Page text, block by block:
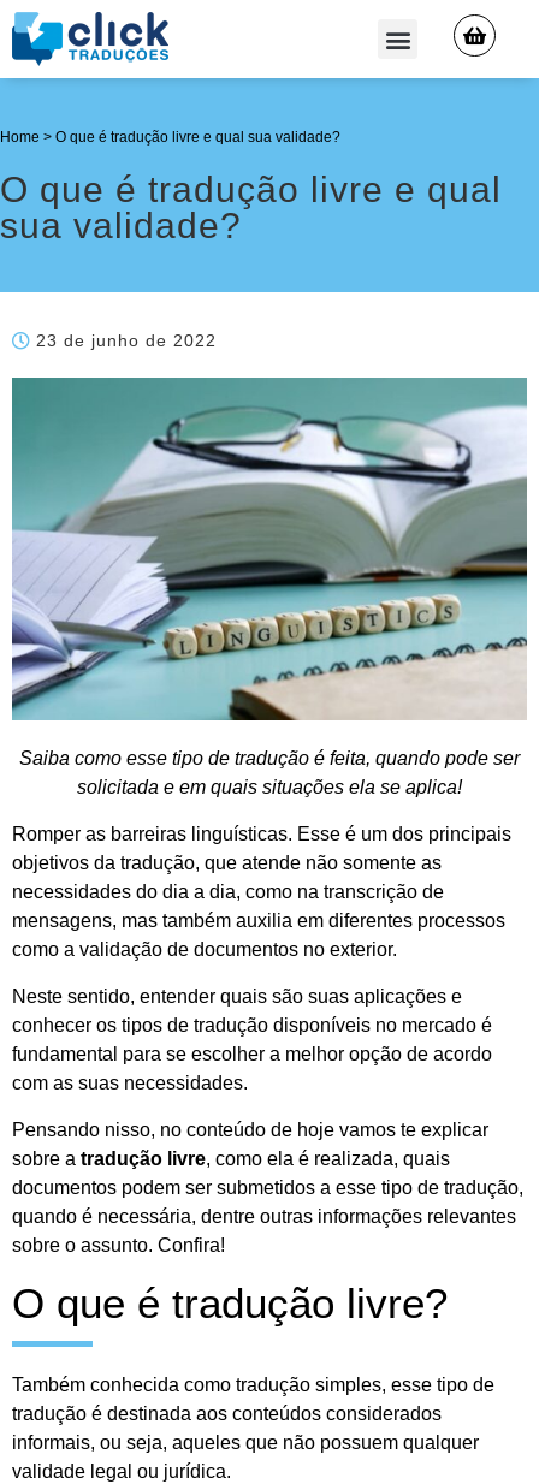
Home > O que é tradução livre e qual sua validade?
O que é tradução livre e qual
sua validade?
23 de junho de 2022
Saiba como esse tipo de tradução é feita, quando pode ser
solicitada e em quais situações ela se aplica!
Romper as barreiras linguísticas. Esse é um dos principais
objetivos da tradução, que atende não somente as
necessidades do dia a dia, como na transcrição de
mensagens, mas também auxilia em diferentes processos
como a validação de documentos no exterior.
Neste sentido, entender quais são suas aplicações e
conhecer os tipos de tradução disponíveis no mercado é
fundamental para se escolher a melhor opção de acordo
com as suas necessidades.
Pensando nisso, no conteúdo de hoje vamos te explicar
sobre a tradução livre, como ela é realizada, quais
documentos podem ser submetidos a esse tipo de tradução,
quando é necessária, dentre outras informações relevantes
sobre o assunto. Confira!
O que é tradução livre?
Também conhecida como tradução simples, esse tipo de
tradução é destinada aos conteúdos considerados
informais, ou seja, aqueles que não possuem qualquer
validade legal ou jurídica.